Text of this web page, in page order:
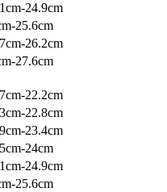
24.9cm
25.6cm
26.2cm
27.6cm
22.2cm
22.8cm
23.4cm
24cm
24.9cm
25.6cm